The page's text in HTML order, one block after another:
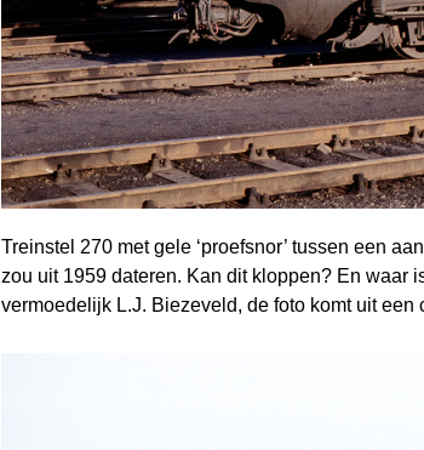
Treinstel 270 met gele ‘proefsnor’ tussen een
zou uit 1959 dateren. Kan dit kloppen? En waar
vermoedelijk L.J. Biezeveld, de foto komt uit